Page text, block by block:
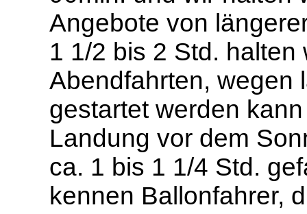
Angebote von
1 1/2 bis 2 Std.
Abendfahrten, wegen
gestartet werden
Landung vor dem
ca. 1 bis 1 1/4 Std.
kennen Ballonfahrer,